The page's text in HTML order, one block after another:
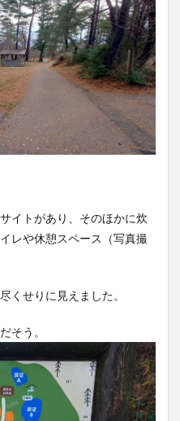
イトがあり、そのほかに炊
レや休憩スペース（写真撮
くせりに見えました。
そう。